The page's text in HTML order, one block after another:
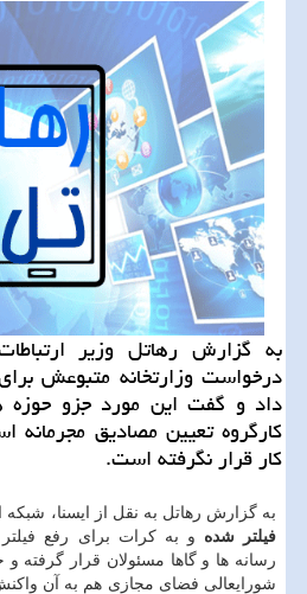
به گزارش رهاتل وزیر
درخواست وزارتخانه متبوعش
داد و گفت این مورد جزو
كارگروه تعیین مصادیق مجرمانه
كار قرار نگرفته است.
به گزارش رهاتل به نقل از ایسنا، شبکه
فیلتر شده و به کرات برای رفع
رسانه ها و گاها مسئولان قرار گرفته و
شورایعالی فضای مجازی هم به آن واکنش